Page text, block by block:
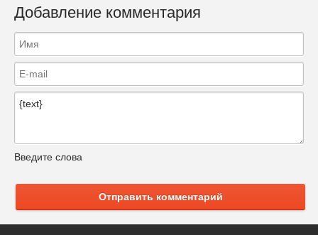
Добавление комментария
Введите слова
Отправить комментарий